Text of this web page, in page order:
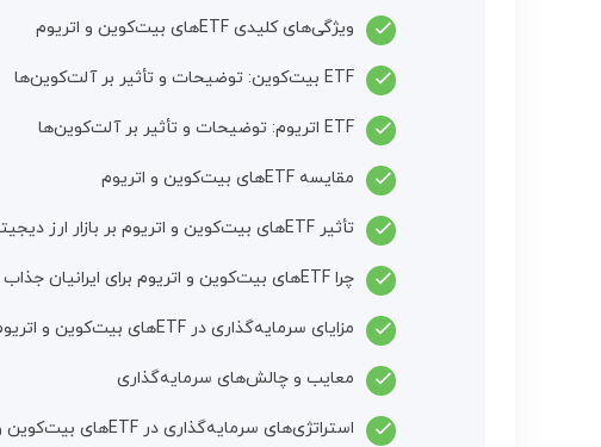
ویژگی‌های کلیدی ETFهای بیت‌کوین و اتریوم
ETF بیت‌کوین: توضیحات و تأثیر بر آلت‌کوین‌ها
ETF اتریوم: توضیحات و تأثیر بر آلت‌کوین‌ها
مقایسه ETFهای بیت‌کوین و اتریوم
تأثیر ETFهای بیت‌کوین و اتریوم بر بازار ارز دیجیتال ایران
چرا ETFهای بیت‌کوین و اتریوم برای ایرانیان جذاب هستند
مزایای سرمایه‌گذاری در ETFهای بیت‌کوین و اتریوم
معایب و چالش‌های سرمایه‌گذاری
استراتژی‌های سرمایه‌گذاری در ETFهای بیت‌کوین و اتریوم